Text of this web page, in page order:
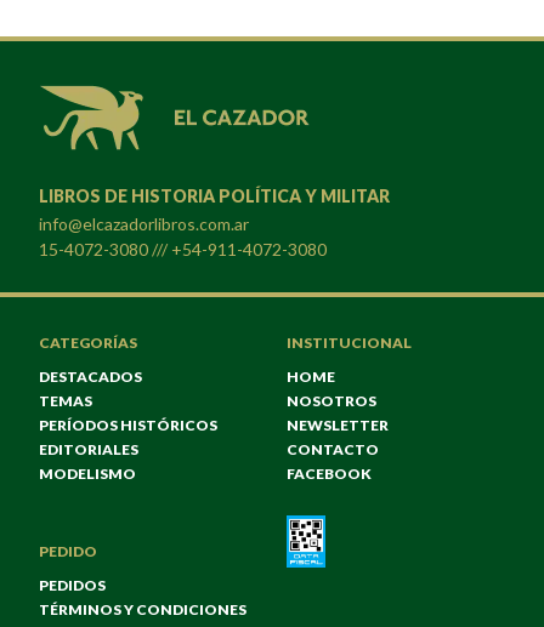
LIBROS DE HISTORIA POLÍTICA Y MILITAR
info@elcazadorlibros.com.ar
15-4072-3080 /// +54-911-4072-3080
CATEGORÍAS
DESTACADOS
TEMAS
PERÍODOS HISTÓRICOS
EDITORIALES
MODELISMO
INSTITUCIONAL
HOME
NOSOTROS
NEWSLETTER
CONTACTO
FACEBOOK
PEDIDO
PEDIDOS
TÉRMINOS Y CONDICIONES